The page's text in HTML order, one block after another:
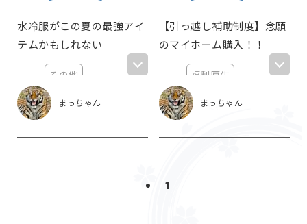
水冷服がこの夏の最強アイ
テムかもしれない
その他
夏の思い出
まっちゃん
【引っ越し補助制度】念願
のマイホーム購入！！
福利厚生
引っ越し補助制
度
まっちゃん
1